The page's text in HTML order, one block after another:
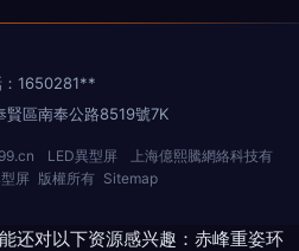
：1650281**
賢區南奉公路8519號7K
LED異型屏
上海億熙騰網絡科技有
屏 版權所有 Sitemap
还对以下资源感兴趣：赤峰重姿环